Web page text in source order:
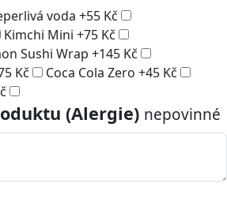
voda +55 Kč
Kimchi Mini +75 Kč
Sushi Wrap +145 Kč
Kč Coca Cola Zero +45 Kč
(Alergie) nepovinné